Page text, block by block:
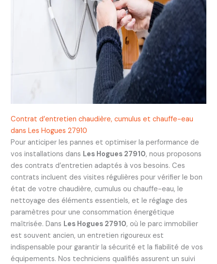
Contrat d’entretien chaudière, cumulus et chauffe-eau
dans Les Hogues 27910
Pour anticiper les pannes et optimiser la performance de
vos installations dans Les Hogues 27910, nous proposons
des contrats d’entretien adaptés à vos besoins. Ces
contrats incluent des visites régulières pour vérifier le bon
état de votre chaudière, cumulus ou chauffe-eau, le
nettoyage des éléments essentiels, et le réglage des
paramètres pour une consommation énergétique
maîtrisée. Dans Les Hogues 27910, où le parc immobilier
est souvent ancien, un entretien rigoureux est
indispensable pour garantir la sécurité et la fiabilité de vos
équipements. Nos techniciens qualifiés assurent un suivi